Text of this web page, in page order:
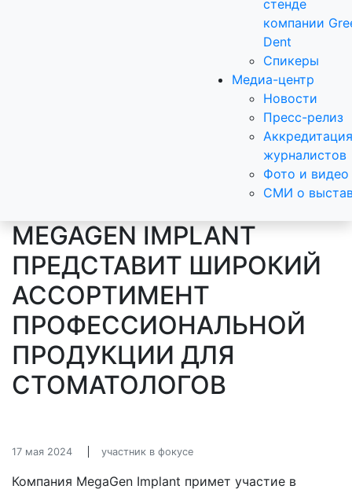
стенде
компании
Dent
Спикеры
Медиа-центр
Новости
Пресс-релиз
Аккредитация
журналистов
Фото и видео
СМИ о
MEGAGEN IMPLANT
ПРЕДСТАВИТ ШИРОКИЙ
АССОРТИМЕНТ
ПРОФЕССИОНАЛЬНОЙ
ПРОДУКЦИИ ДЛЯ
СТОМАТОЛОГОВ
17 мая 2024 участник в фокусе
Компания MegaGen Implant примет участие в